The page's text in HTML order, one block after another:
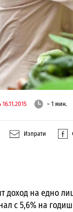
16.11.2015 ~ 1 мин.
Изпрати
доход на едно
с 5,6% на